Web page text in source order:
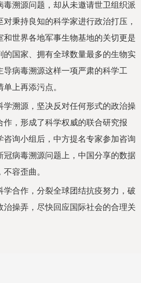
溯源问题，却从未邀请世卫组织派
秉持良知的科学家进行政治打压，
世界各地军事生物基地的关切更是
国家、拥有全球数量最多的生物实
病毒溯源这样一项严肃的科学工
上再添污点。
溯源，坚决反对任何形式的政治操
，形成了科学权威的联合研究报
询小组后，中方提名专家参加咨询
病毒溯源问题上，中国分享的数据
容歪曲。
合作，分裂全球团结抗疫努力，破
操弄，尽快回应国际社会的合理关